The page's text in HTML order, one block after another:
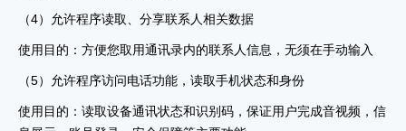
（4）允许程序读取、分享联系人相关数据
使用目的：方便您取用通讯录内的联系人信息，无须在手动输入
（5）允许程序访问电话功能，读取手机状态和身份
使用目的：读取设备通讯状态和识别码，保证用户完成音视频，信